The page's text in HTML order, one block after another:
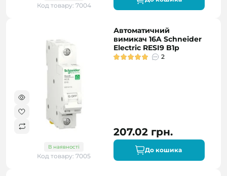
Код товару: 7004
В наявності
Код товару: 7005
Автоматичний
вимикач 16A Schneider
Electric RESI9 B1р
2
207.02 грн.
До кошика